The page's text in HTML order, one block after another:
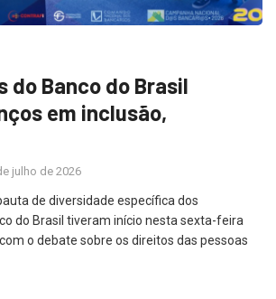
do Banco do Brasil
em inclusão,
julho de 2026
de diversidade específica dos
do Brasil tiveram início nesta sexta-feira
o debate sobre os direitos das pessoas